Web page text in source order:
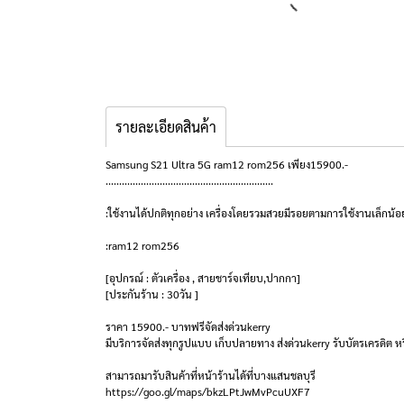
รายละเอียดสินค้า
Samsung S21 Ultra 5G ram12 rom256 เพียง15900.-
..............................................................
:ใช้งานได้ปกติทุกอย่าง เครื่องโดยรวมสวยมีรอยตามการใช้งานเล็กน้อ
:ram12 rom256
[อุปกรณ์ : ตัวเครื่อง , สายชาร์จเทียบ,ปากกา]
[ประกันร้าน : 30วัน ]
ราคา 15900.- บาทฟรีจัดส่งด่วนkerry
มีบริการจัดส่งทุกรูปแบบ เก็บปลายทาง ส่งด่วนkerry รับบัตรเครดิต
สามารถมารับสินค้าที่หน้าร้านได้ที่บางแสนชลบุรี
https://goo.gl/maps/bkzLPtJwMvPcuUXF7